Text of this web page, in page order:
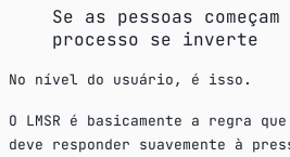
Se as pessoas
processo se inverte
No nível do usuário, é isso.
O LMSR é basicamente a regra
deve responder suavemente à